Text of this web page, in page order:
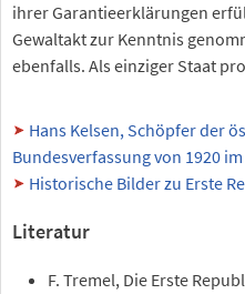
ihrer Garantieerklärungen
Gewaltakt zur Kenntnis
ebenfalls. Als einziger Staat
Hans Kelsen, Schöpfer der
Bundesverfassung von 1920
Historische Bilder zu Erste
Literatur
F. Tremel, Die Erste